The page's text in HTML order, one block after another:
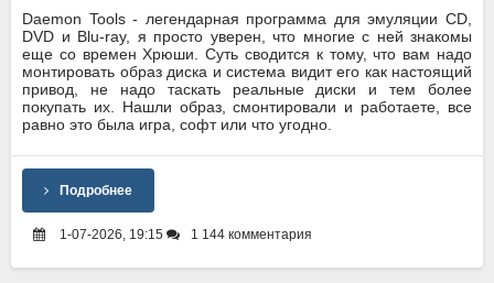
Daemon Tools - легендарная программа для эмуляции CD,
DVD и Blu-ray, я просто уверен, что многие с ней знакомы
еще со времен Хрюши. Суть сводится к тому, что вам надо
монтировать образ диска и система видит его как настоящий
привод, не надо таскать реальные диски и тем более
покупать их. Нашли образ, смонтировали и работаете, все
равно это была игра, софт или что угодно.
Подробнее
1-07-2026, 19:15 1 144 комментария